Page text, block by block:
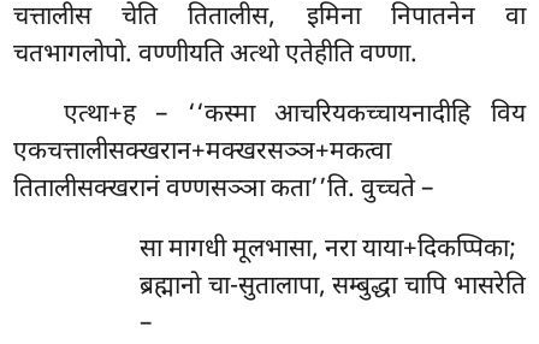
चत्तालीस चेति तितालीस, इमिना निपातनेन वा
चतभागलोपो. वण्णीयति अत्थो एतेहीति वण्णा.
एत्था+ह – ‘‘कस्मा आचरियकच्चायनादीहि विय
एकचत्तालीसक्खरान+मक्खरसञ्ञ+मकत्वा
तितालीसक्खरानं वण्णसञ्ञा कता’’ति. वुच्चते –
सा मागधी मूलभासा, नरा याया+दिकप्पिका;
ब्रह्मानो चा-सुतालापा, सम्बुद्धा चापि भासरेति
–